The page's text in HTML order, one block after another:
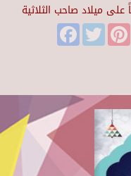
FacebookTwitter